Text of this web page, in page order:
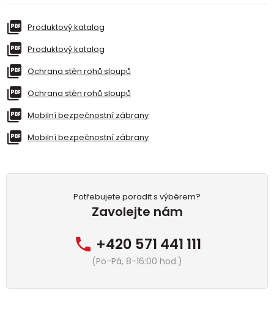
Produktový katalog
Produktový katalog
Ochrana stěn rohů sloupů
Ochrana stěn rohů sloupů
Mobilní bezpečnostní zábrany
Mobilní bezpečnostní zábrany
Potřebujete poradit s výběrem?
Zavolejte nám
+420 571 441 111
(Po-Pá, 8-16:00 hod.)